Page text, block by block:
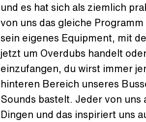
und es hat sich als ziemlich
von uns das gleiche
sein eigenes Equipment, mit
jetzt um Overdubs handelt
einzufangen, du wirst immer
hinteren Bereich unseres
Sounds bastelt. Jeder von
Dingen und das inspiriert uns